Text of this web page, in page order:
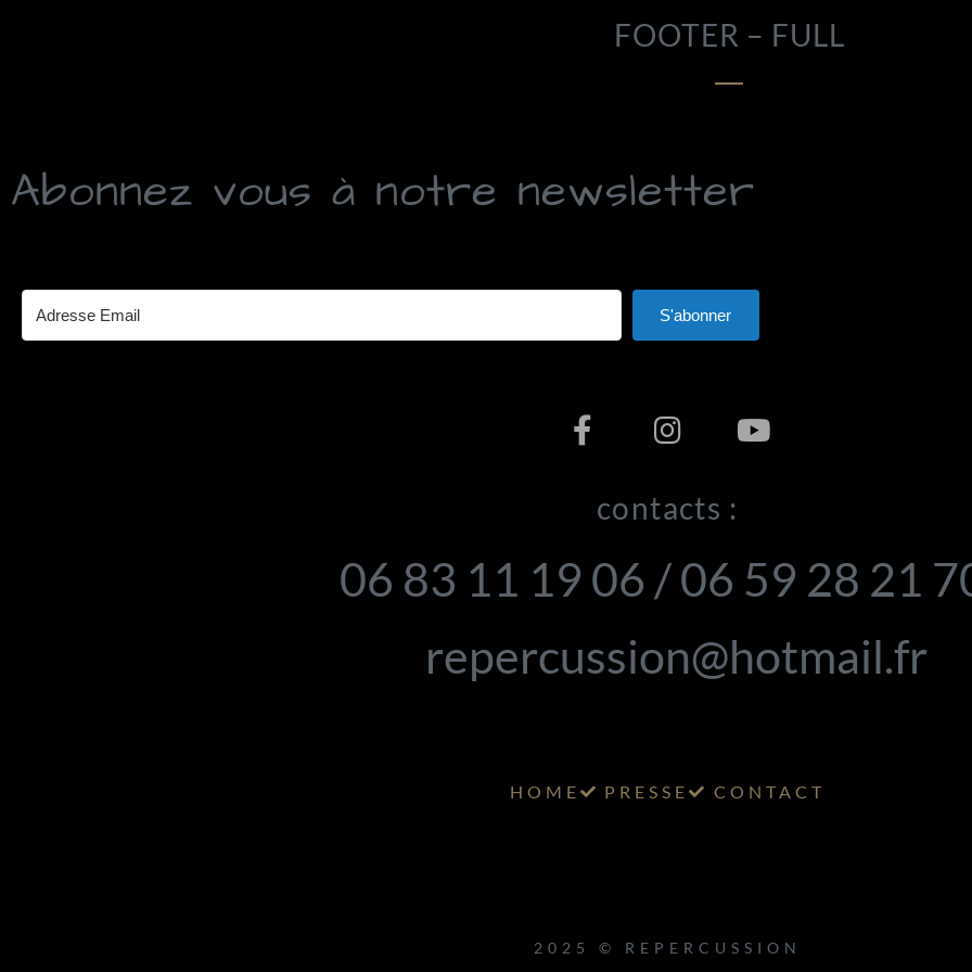
FOOTER – FULL
Abonnez vous à notre newsletter
S'abonner
contacts :
06 83 11 19 06 / 06 59 28 21
repercussion@hotmail.fr
HOME PRESSE CONTACT
2025 © REPERCUSSION